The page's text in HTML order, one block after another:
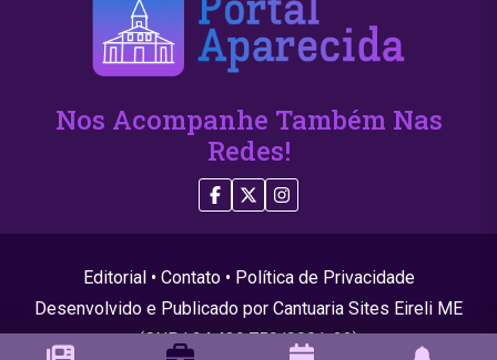
Nos Acompanhe Também Nas
Redes!
Editorial • Contato• Política de Privacidade
Desenvolvido e Publicado por Cantuaria Sites Eireli ME
(CNPJ 24.439.750/0001-22)